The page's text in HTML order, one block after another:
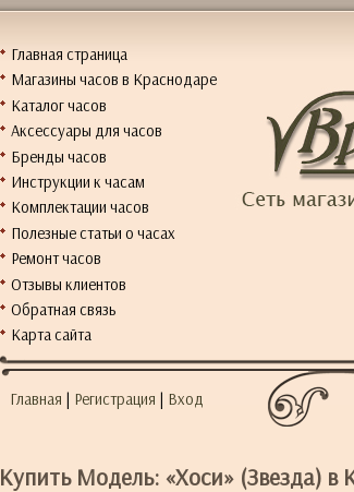
Главная страница
Магазины часов в Краснодаре
Каталог часов
Аксессуары для часов
Бренды часов
Инструкции к часам
Комплектации часов
Полезные статьи о часах
Ремонт часов
Отзывы клиентов
Обратная связь
Карта сайта
Главная | Регистрация | Вход
Купить Модель: «Хоси» (Звезда) в